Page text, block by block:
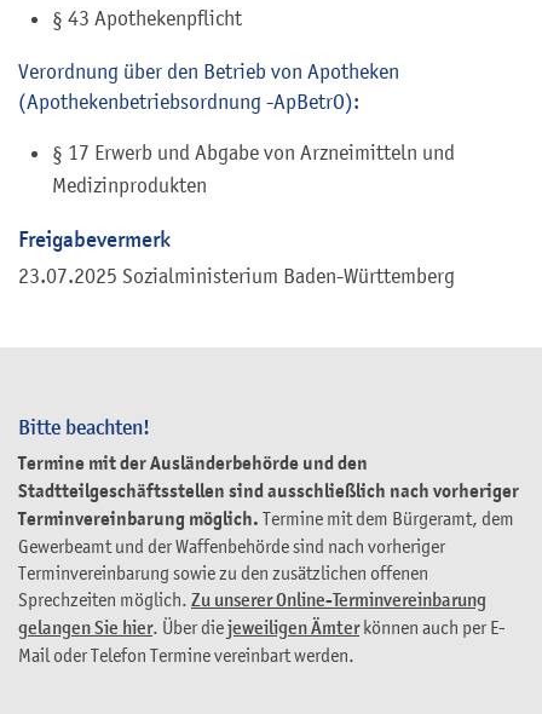
Bitte beachten!
Termine mit der Ausländerbehörde und den
Stadtteilgeschäftsstellen sind ausschließlich nach vorheriger
Terminvereinbarung möglich. Termine mit dem Bürgeramt, dem
Gewerbeamt und der Waffenbehörde sind nach vorheriger
Terminvereinbarung sowie zu den zusätzlichen offenen
Sprechzeiten möglich. Zu unserer Online-Terminvereinbarung
gelangen Sie hier. Über diejeweiligen Ämterkönnen auch per E-
Mail oder Telefon Termine vereinbart werden.
§ 43 Apothekenpflicht
Verordnung über den Betrieb von Apotheken
(Apothekenbetriebsordnung -ApBetrO):
§ 17 Erwerb und Abgabe von Arzneimitteln und
Medizinprodukten
Freigabevermerk
23.07.2025 Sozialministerium Baden-Württemberg